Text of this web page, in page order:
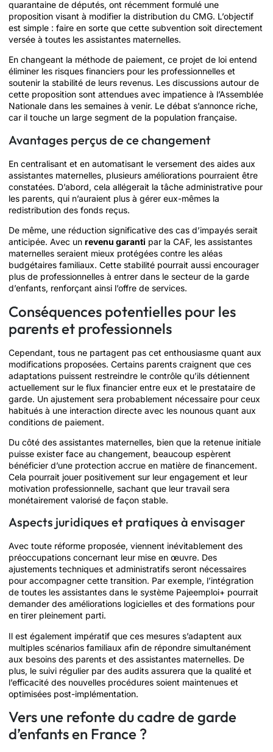
quarantaine de députés, ont récemment formulé une
proposition visant à modifier la distribution du CMG. L’objectif
est simple : faire en sorte que cette subvention soit directement
versée à toutes les assistantes maternelles.
En changeant la méthode de paiement, ce projet de loi entend
éliminer les risques financiers pour les professionnelles et
soutenir la stabilité de leurs revenus. Les discussions autour de
cette proposition sont attendues avec impatience à l’Assemblée
Nationale dans les semaines à venir. Le débat s’annonce riche,
car il touche un large segment de la population française.
Avantages perçus de ce changement
En centralisant et en automatisant le versement des aides aux
assistantes maternelles, plusieurs améliorations pourraient être
constatées. D’abord, cela allégerait la tâche administrative pour
les parents, qui n’auraient plus à gérer eux-mêmes la
redistribution des fonds reçus.
De même, une réduction significative des cas d’impayés serait
anticipée. Avec un revenu garanti par la CAF, les assistantes
maternelles seraient mieux protégées contre les aléas
budgétaires familiaux. Cette stabilité pourrait aussi encourager
plus de professionnelles à entrer dans le secteur de la garde
d’enfants, renforçant ainsi l’offre de services.
Conséquences potentielles pour les
parents et professionnels
Cependant, tous ne partagent pas cet enthousiasme quant aux
modifications proposées. Certains parents craignent que ces
adaptations puissent restreindre le contrôle qu’ils détiennent
actuellement sur le flux financier entre eux et le prestataire de
garde. Un ajustement sera probablement nécessaire pour ceux
habitués à une interaction directe avec les nounous quant aux
conditions de paiement.
Du côté des assistantes maternelles, bien que la retenue initiale
puisse exister face au changement, beaucoup espèrent
bénéficier d’une protection accrue en matière de financement.
Cela pourrait jouer positivement sur leur engagement et leur
motivation professionnelle, sachant que leur travail sera
monétairement valorisé de façon stable.
Aspects juridiques et pratiques à envisager
Avec toute réforme proposée, viennent inévitablement des
préoccupations concernant leur mise en œuvre. Des
ajustements techniques et administratifs seront nécessaires
pour accompagner cette transition. Par exemple, l’intégration
de toutes les assistantes dans le système Pajeemploi+ pourrait
demander des améliorations logicielles et des formations pour
en tirer pleinement parti.
Il est également impératif que ces mesures s’adaptent aux
multiples scénarios familiaux afin de répondre simultanément
aux besoins des parents et des assistantes maternelles. De
plus, le suivi régulier par des audits assurera que la qualité et
l’efficacité des nouvelles procédures soient maintenues et
optimisées post-implémentation.
Vers une refonte du cadre de garde
d’enfants en France ?